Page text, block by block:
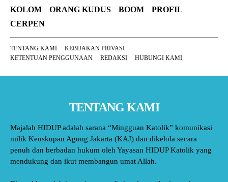
KOLOM
ORANG KUDUS BOOM
PROFIL
CERPEN
TENTANG KAMI
KEBIJAKAN PRIVASI
KETENTUAN PENGGUNAAN
REDAKSI HUBUNGI KAMI
TENTANG KAMI
Majalah HIDUP adalah sarana “Mingguan Katolik” komunikasi
milik Keuskupan Agung Jakarta (KAJ) dan dikelola secara
penuh dan berbadan hukum oleh Yayasan HIDUP Katolik yang
mendukung dan ikut membangun umat Allah.